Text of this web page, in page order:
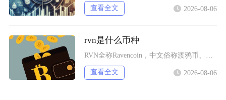
查看全文 2026-08-06
rvn是什么币种
查看全文 2026-08-06